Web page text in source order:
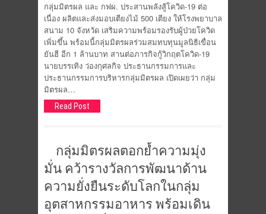
กลุ่มมิตรผล และ กฟผ. ประสานพลังสู้โควิด-19 ต่อ
เนื่อง ผลิตและส่งมอบเตียงไม้ 500 เตียง ให้โรงพยาบาล
สนาม 10 จังหวัด เสริมความพร้อมรองรับผู้ป่วยโควิด
เพิ่มขึ้น พร้อมนี้กลุ่มมิตรผลร่วมสมทบทุนมูลนิธิเขื่อน
ยันฮี อีก 1 ล้านบาท สานต่อภารกิจกู้วิกฤตโควิด-19
นายบรรเทิง ว่องกุศลกิจ ประธานกรรมการและ
ประธานกรรมการบริหารกลุ่มมิตรผล เปิดเผยว่า กลุ่ม
มิตรผล…
Read Post
กลุ่มมิตรผลตอกย้ำความมุ่ง
มั่น คว้ารางวัลการพัฒนาด้าน
ความยั่งยืนระดับโลกในกลุ่ม
อุตสาหกรรมอาหาร พร้อมเดิน